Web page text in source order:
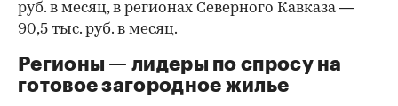
руб. в месяц, в регионах Северного Кавказа —
90,5 тыс. руб. в месяц.
Регионы — лидеры по спросу на
готовое загородное жилье